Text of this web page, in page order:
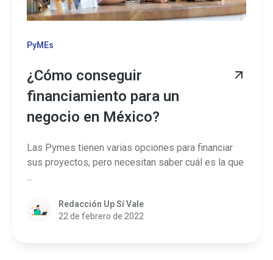
PyMEs
¿Cómo conseguir
financiamiento para un
negocio en México?
Las Pymes tienen varias opciones para financiar
sus proyectos, pero necesitan saber cuál es la que
...
Redacción Up Sí Vale
22 de febrero de 2022